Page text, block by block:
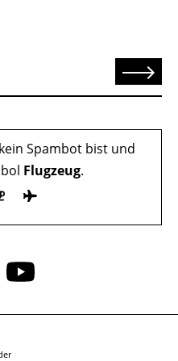
Senden
Spambot bist und
Flugzeug.
Folge
auf